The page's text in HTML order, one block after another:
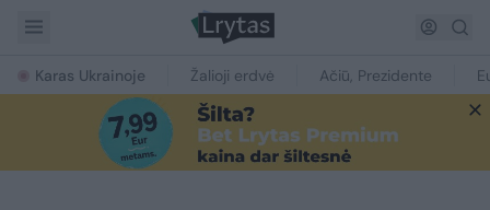
Karas Ukrainoje Žalioji erdvė Ačiū, Prezidente